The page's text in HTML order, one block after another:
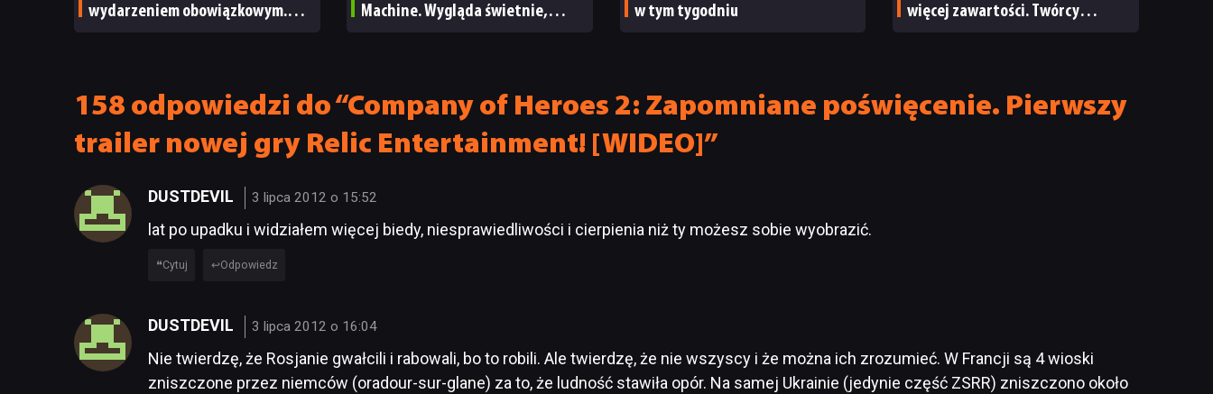
wydarzeniem obowiązkowym.
Machine. Wygląda świetnie,
w tym tygodniu
więcej zawartości. Twórcy
158 odpowiedzi do “Company of Heroes 2: Zapomniane poświęcenie. Pierwszy
trailer nowej gry Relic Entertainment! [WIDEO]”
DUSTDEVIL 3 lipca 2012 o 15:52
lat po upadku i widziałem więcej biedy, niesprawiedliwości i cierpienia niż ty możesz sobie wyobrazić.
Cytuj Odpowiedz
DUSTDEVIL 3 lipca 2012 o 16:04
Nie twierdzę, że Rosjanie gwałcili i rabowali, bo to robili. Ale twierdzę, że nie wszyscy i że można ich zrozumieć. W Francji są 4 wioski
zniszczone przez niemców (oradour-sur-glane) za to, że ludność stawiła opór. Na samej Ukrainie (jedynie część ZSRR) zniszczono około